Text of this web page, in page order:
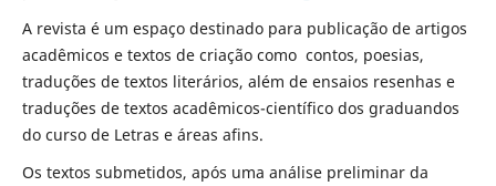
A revista é um espaço destinado para publicação de artigos
acadêmicos e textos de criação como contos, poesias,
traduções de textos literários, além de ensaios resenhas e
traduções de textos acadêmicos-científico dos graduandos
do curso de Letras e áreas afins.
Os textos submetidos, após uma análise preliminar da